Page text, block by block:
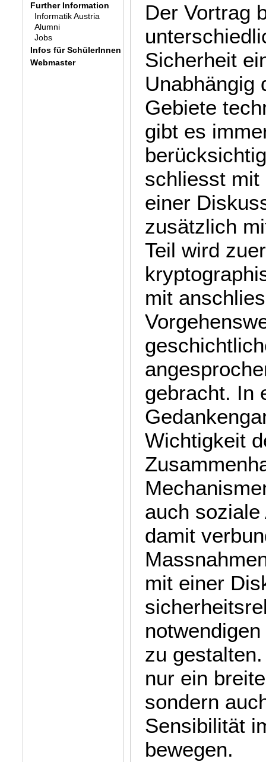
Further Information
Informatik Austria
Alumni
Jobs
Infos für SchülerInnen
Webmaster
Der Vortrag
Sicherheit
Unabhängig
Gebiete
gibt es
schliesst mit
einer
zusätzlich
Teil wird
mit
gebracht. In
Wichtigkeit
auch
damit
mit einer
zu
nur ein
sondern
Sensibilität
bewegen.